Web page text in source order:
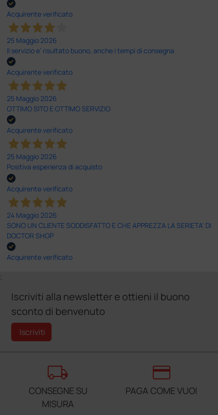
Acquirente verificato
25 Maggio 2026
Il servizio e’ risultato buono, anche i tempi di consegna
Acquirente verificato
25 Maggio 2026
OTTIMO SITO E OTTIMO SERVIZIO
Acquirente verificato
25 Maggio 2026
Positiva esperienza di acquisto
Acquirente verificato
24 Maggio 2026
SONO UN CLIENTE SODDISFATTO E CHE APPREZZA LA SERIETA' DI
DOCTOR SHOP
Acquirente verificato
;
Iscriviti alla newsletter e ottieni il buono
sconto di benvenuto
Iscriviti
local_shipping
CONSEGNE SU
MISURA
credit_card
PAGA COME VUOI